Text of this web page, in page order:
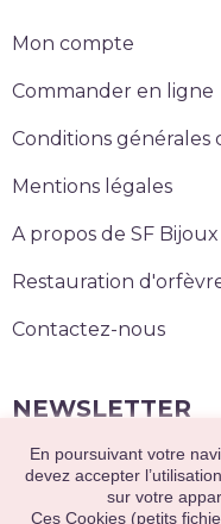
En poursuivant votre
devez accepter
sur votre
Ces Cookies (petits
Mon compte
Commander en ligne
Conditions générales
Mentions légales
A propos de SF Bijoux
Restauration
Contactez-nous
NEWSLETTER